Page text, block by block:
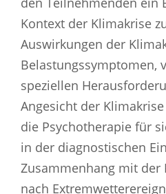
Kontext der Klimakrise
Auswirkungen der
Belastungssymptomen,
speziellen
Angesicht der
die Psychotherapie für
in der diagnostischen
Zusammenhang mit der
nach